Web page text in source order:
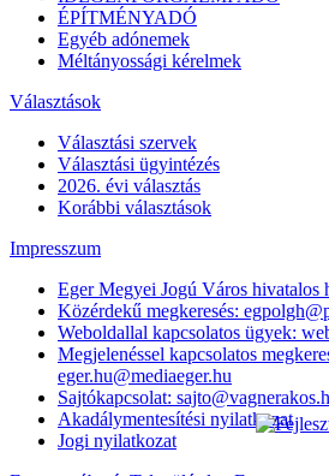
ÉPÍTMÉNYADÓ
Egyéb adónemek
Méltányossági kérelmek
Választások
Választási szervek
Választási ügyintézés
2026. évi választás
Korábbi választások
Impresszum
Eger Megyei Jogú Város hivatalos
Közérdekű megkeresés:
Weboldallal kapcsolatos ügyek:
Megjelenéssel kapcsolatos
eger.hu@mediaeger.hu
Sajtókapcsolat:
Akadálymentesítési nyilatkozat
Jogi nyilatkozat